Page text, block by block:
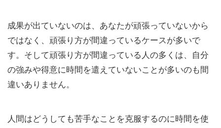
成果が出ていないのは、あなたが頑張っていないから
ではなく、頑張り方が間違っているケースが多いで
す。そして頑張り方が間違っている人の多くは、自分
の強みや得意に時間を遣えていないことが多いのも間
違いありません。
人間はどうしても苦手なことを克服するのに時間を使